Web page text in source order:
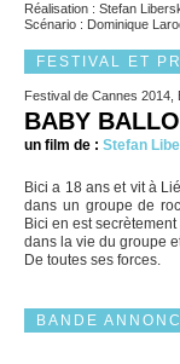
Réalisation : Stefan
Scénario : Dominique
FESTIVAL ET
Festival de Cannes 2014,
BABY
un film de : Stefan
Bici a 18 ans et vit à
dans un groupe de
Bici en est
dans la vie du groupe
De toutes ses forces.
BANDE